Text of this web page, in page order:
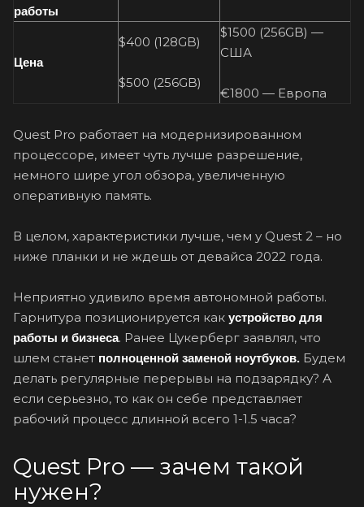
работы
Цена
$400 (128GB)
$500 (256GB)
$1500 (256GB) —
США
€1800 — Европа
Quest Pro работает на модернизированном
процессоре, имеет чуть лучше разрешение,
немного шире угол обзора, увеличенную
оперативную память.
В целом, характеристики лучше, чем у Quest 2 – но
ниже планки и не ждешь от девайса 2022 года.
Неприятно удивило время автономной работы.
Гарнитура позиционируется как устройство для
работы и бизнеса. Ранее Цукерберг заявлял, что
шлем станет полноценной заменой ноутбуков. Будем
делать регулярные перерывы на подзарядку? А
если серьезно, то как он себе представляет
рабочий процесс длинной всего 1-1.5 часа?
Quest Pro — зачем такой
нужен?